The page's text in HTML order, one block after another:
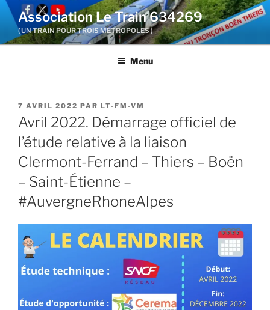
Aller
contenu
Association Le Train 634269
( UN TRAIN POUR TROIS METROPOLES )
Menu
PUBLIÉ
LE
7 AVRIL 2022 PAR LT-FM-VM
Avril 2022. Démarrage officiel de
l’étude relative à la liaison
Clermont-Ferrand – Thiers – Boën
– Saint-Étienne –
#AuvergneRhoneAlpes